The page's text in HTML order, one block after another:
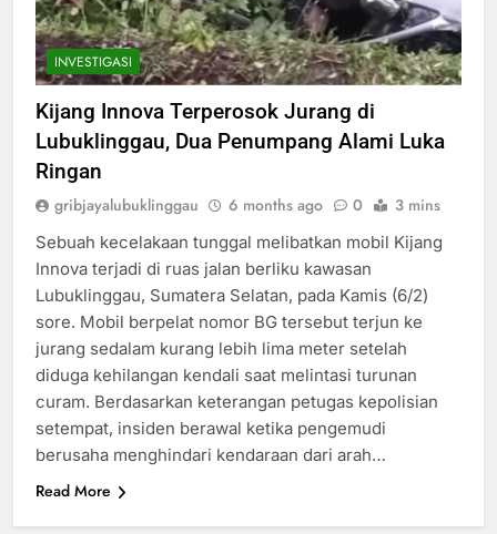
INVESTIGASI
Kijang Innova Terperosok Jurang di
Lubuklinggau, Dua Penumpang Alami Luka
Ringan
gribjayalubuklinggau 6 months ago 0 3 mins
Sebuah kecelakaan tunggal melibatkan mobil Kijang
Innova terjadi di ruas jalan berliku kawasan
Lubuklinggau, Sumatera Selatan, pada Kamis (6/2)
sore. Mobil berpelat nomor BG tersebut terjun ke
jurang sedalam kurang lebih lima meter setelah
diduga kehilangan kendali saat melintasi turunan
curam. Berdasarkan keterangan petugas kepolisian
setempat, insiden berawal ketika pengemudi
berusaha menghindari kendaraan dari arah…
Read More